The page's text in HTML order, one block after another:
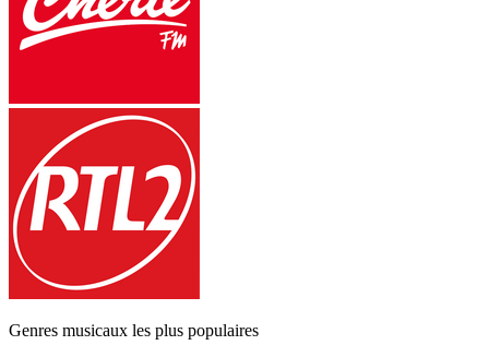
Genres musicaux les plus populaires